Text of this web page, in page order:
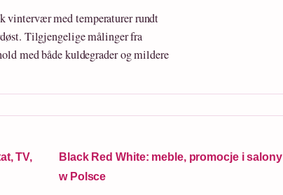
vintervær med temperaturer rundt
Tilgjengelige målinger fra
med både kuldegrader og mildere
TV,
Black Red White: meble, promocje i salony
w Polsce